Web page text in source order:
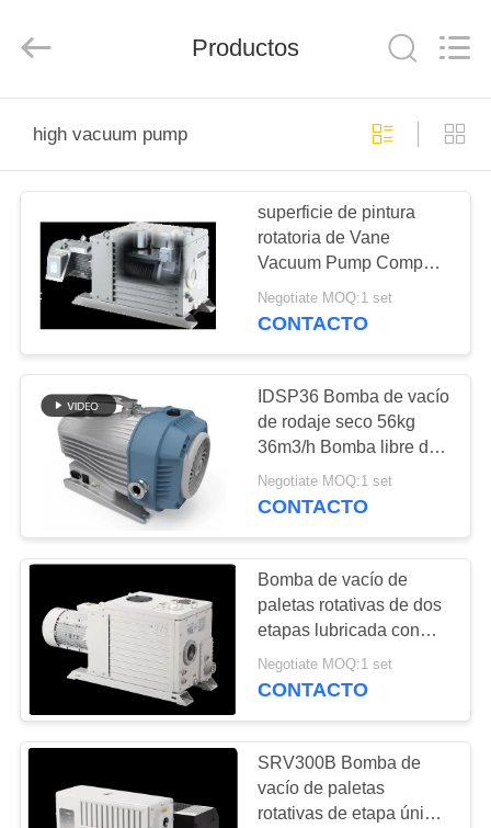
CASA.
PRODUCTOS
SOBRE
NOSOTROS
RECORRIDO
POR
FÁBRICA
CONTROL
CALIDAD
CONTACTA
CON
NOSOTROS
Energy
Equipment
All
Reserved.
Productos
high vacuum pump
superficie de pintura
rotatoria de Vane
Vacuum Pump Compact
Size de la etapa dual
lubrificada por aceite del
Negotiate MOQ:1 set
CONTACTO
IDSP36 Bomba de vacío
de rodaje seco 56kg
36m3/h Bomba libre de
aceite
Negotiate MOQ:1 set
CONTACTO
Bomba de vacío de
paletas rotativas de dos
etapas lubricada con
aceite compacto de 255
m3/H DRV275 RAL7047
Negotiate MOQ:1 set
CONTACTO
SRV300B Bomba de
vacío de paletas
rotativas de etapa única